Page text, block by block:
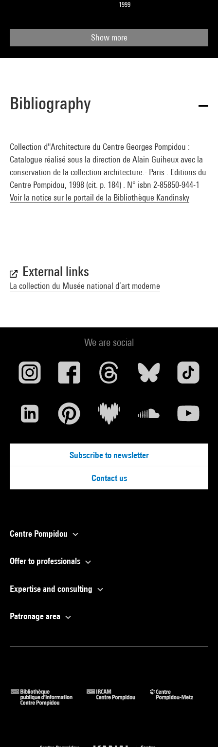
1999
Show more
Bibliography
Collection d''Architecture du Centre Georges Pompidou :
Catalogue réalisé sous la direction de Alain Guiheux avec la
conservation de la collection architecture.- Paris : Editions du
Centre Pompidou, 1998 (cit. p. 184) . N° isbn 2-85850-944-1
Voir la notice sur le portail de la Bibliothèque Kandinsky
External links
La collection du Musée national d’art moderne
We are social
Subscribe to newsletter
Contact us
Centre Pompidou
Offer to professionals
Expertise and consulting
Patronage area